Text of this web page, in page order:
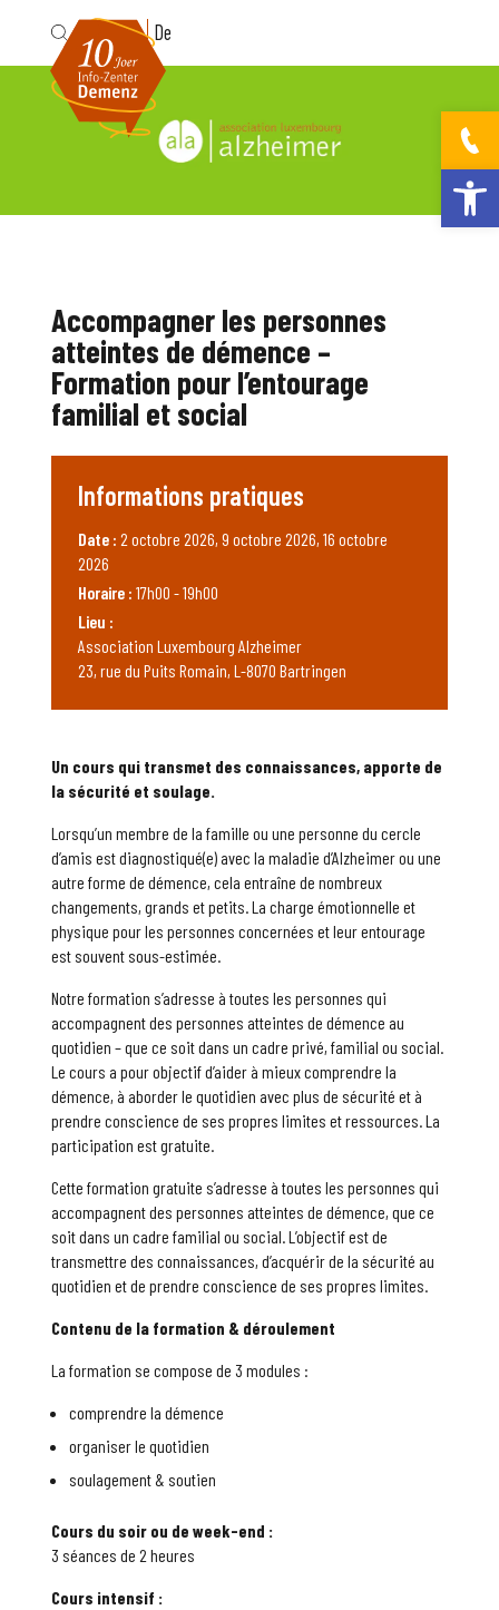
Ouvrir la
Fr De
Un cours qui transmet des connaissances, apporte de
la sécurité et soulage.
Lorsqu’un membre de la famille ou une personne du cercle
d’amis est diagnostiqué(e) avec la maladie d’Alzheimer ou une
autre forme de démence, cela entraîne de nombreux
changements, grands et petits. La charge émotionnelle et
physique pour les personnes concernées et leur entourage
est souvent sous-estimée.
Notre formation s’adresse à toutes les personnes qui
accompagnent des personnes atteintes de démence au
quotidien – que ce soit dans un cadre privé, familial ou social.
Le cours a pour objectif d’aider à mieux comprendre la
démence, à aborder le quotidien avec plus de sécurité et à
prendre conscience de ses propres limites et ressources. La
participation est gratuite.
Cette formation gratuite s’adresse à toutes les personnes qui
accompagnent des personnes atteintes de démence, que ce
soit dans un cadre familial ou social. L’objectif est de
transmettre des connaissances, d’acquérir de la sécurité au
quotidien et de prendre conscience de ses propres limites.
Contenu de la formation & déroulement
La formation se compose de 3 modules :
comprendre la démence
organiser le quotidien
soulagement & soutien
Cours du soir ou de week-end :
3 séances de 2 heures
Cours intensif :
Accompagner les personnes
atteintes de démence –
Formation pour l’entourage
familial et social
Informations pratiques
Date : 2 octobre 2026, 9 octobre 2026, 16 octobre
2026
Horaire : 17h00 - 19h00
Lieu :
Association Luxembourg Alzheimer
23, rue du Puits Romain, L-8070 Bartringen